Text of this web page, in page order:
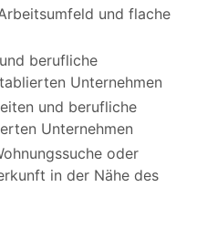
und flache
berufliche
Unternehmen
und berufliche
Unternehmen
oder
in der Nähe des